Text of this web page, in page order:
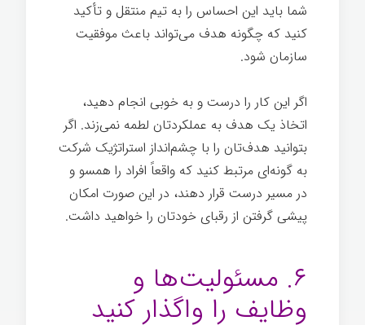
شما باید این احساس را به تیم منتقل و تأکید
کنید که چگونه هدف می‌تواند باعث موفقیت
سازمان شود.
اگر این کار را درست و به خوبی انجام دهید،
اتخاذ یک هدف به عملکردتان لطمه نمی‌زند. اگر
بتوانید هدف‌تان را با چشم‌انداز استراتژیک شرکت
به گونه‌ای مرتبط کنید که واقعاً افراد را همسو و
در مسیر درست قرار دهند، در این صورت امکان
پیشی گرفتن از رقبای خودتان را خواهید داشت.
۶. مسئولیت‌ها و
وظایف را واگذار کنید